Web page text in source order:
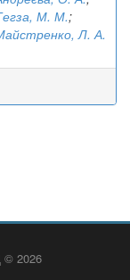
М. М.;
Л. А.
© 2026